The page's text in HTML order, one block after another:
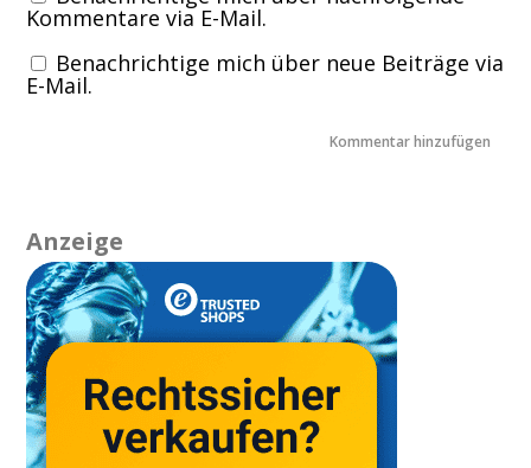
Kommentare via E-Mail.
Benachrichtige mich über neue Beiträge via
E-Mail.
Anzeige